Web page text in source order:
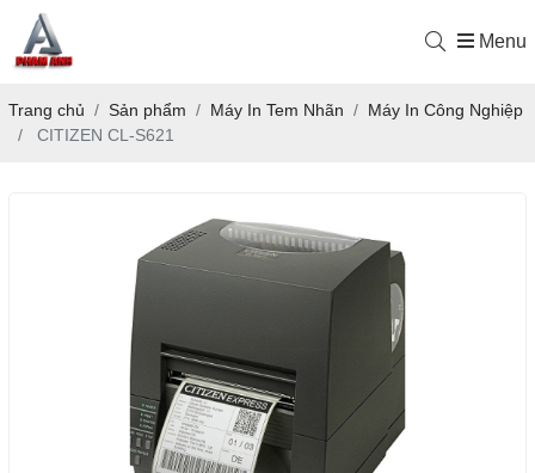
Menu
Trang chủ Sản phẩm Máy In Tem Nhãn
Máy In Công Nghiệp
CITIZEN CL-S621